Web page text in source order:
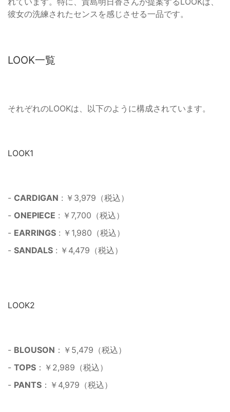
彼女の洗練されたセンスを感じさせる一品です。
LOOK一覧
それぞれのLOOKは、以下のように構成されています。
LOOK1
- CARDIGAN : ￥3,979（税込）
- ONEPIECE : ￥7,700（税込）
- EARRINGS : ￥1,980（税込）
- SANDALS : ￥4,479（税込）
LOOK2
- BLOUSON ：￥5,479（税込）
- TOPS ：￥2,989（税込）
- PANTS ：￥4,979（税込）